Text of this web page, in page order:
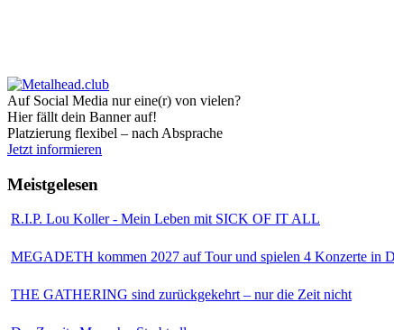
Auf Social Media nur eine(r) von vielen?
Hier fällt dein Banner auf!
Platzierung flexibel – nach Absprache
Jetzt informieren
Meistgelesen
R.I.P. Lou Koller - Mein Leben mit SICK OF IT ALL
MEGADETH kommen 2027 auf Tour und spielen 4 Konzerte in
THE GATHERING sind zurückgekehrt – nur die Zeit nicht